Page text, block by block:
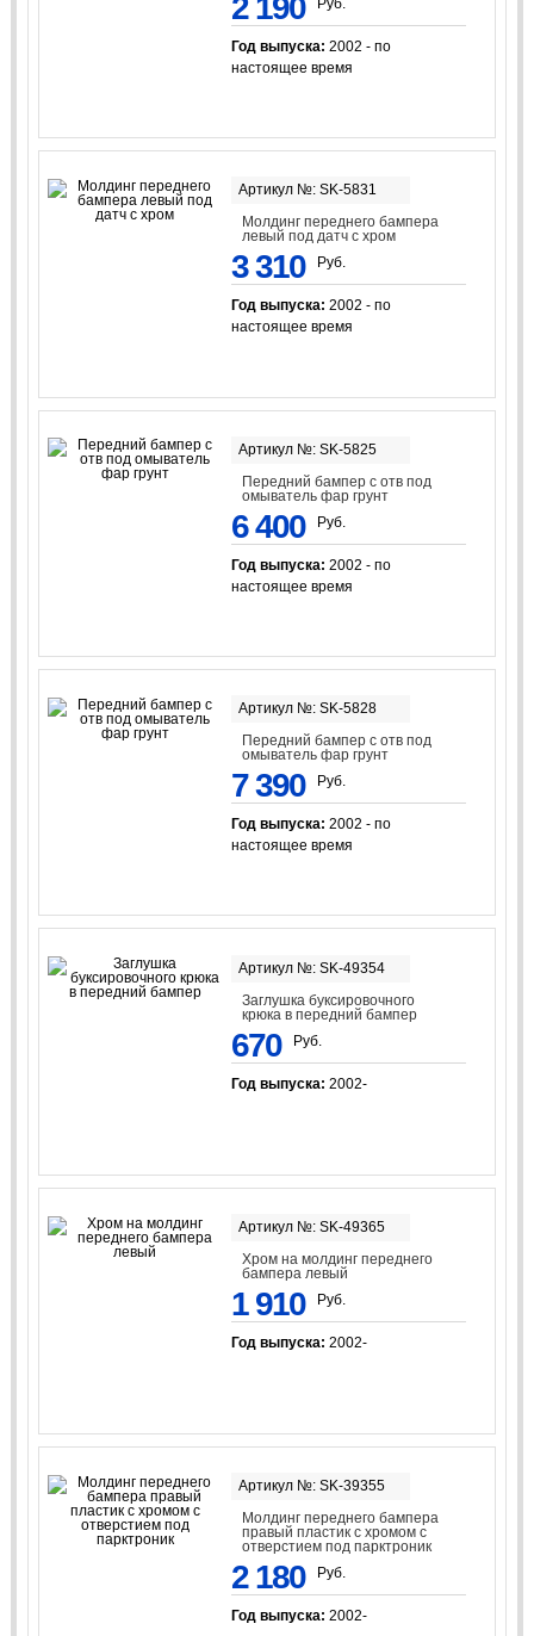
2 190 Руб.
Год выпуска: 2002 - по
настоящее время
Артикул №: SK-5831
Молдинг переднего бампера
левый под датч с хром
3 310 Руб.
Год выпуска: 2002 - по
настоящее время
Артикул №: SK-5825
Передний бампер с отв под
омыватель фар грунт
6 400 Руб.
Год выпуска: 2002 - по
настоящее время
Артикул №: SK-5828
Передний бампер с отв под
омыватель фар грунт
7 390 Руб.
Год выпуска: 2002 - по
настоящее время
Артикул №: SK-49354
Заглушка буксировочного
крюка в передний бампер
670 Руб.
Год выпуска: 2002-
Артикул №: SK-49365
Хром на молдинг переднего
бампера левый
1 910 Руб.
Год выпуска: 2002-
Артикул №: SK-39355
Молдинг переднего бампера
правый пластик с хромом с
отверстием под парктроник
2 180 Руб.
Год выпуска: 2002-